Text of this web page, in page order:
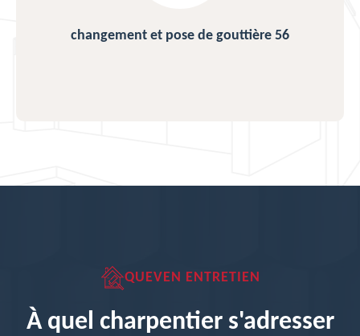
changement et pose de gouttière 56
QUEVEN ENTRETIEN
À quel charpentier s'adresser